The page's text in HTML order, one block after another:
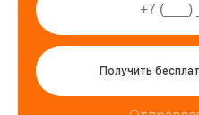
Получить